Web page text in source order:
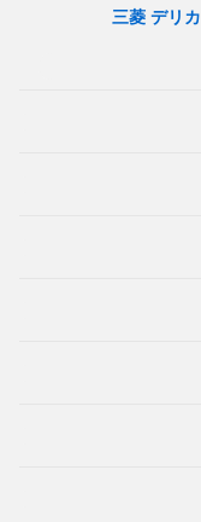
三菱 デリ